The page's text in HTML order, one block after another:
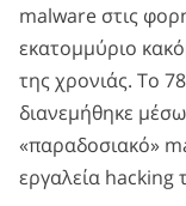
malware στις
εκατομμύριο
της χρονιάς. Το
διανεμήθηκε
«παραδοσιακό»
εργαλεία hacking